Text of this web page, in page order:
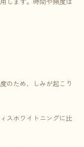
のため、しみが起こり
スホワイトニングに比